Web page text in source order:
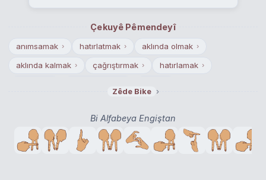
Çekuyê Pêmendeyî
anımsamak › hatırlatmak › aklında olmak ›
aklında kalmak › çağrıştırmak › hatırlamak ›
Zêde Bike ›
Bi Alfabeya Engiştan